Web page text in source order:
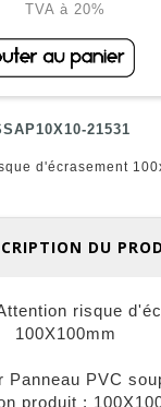
TVA à 20%
21531
d'écrasement
DU
risque
100X100mm
Panneau PVC
produit :